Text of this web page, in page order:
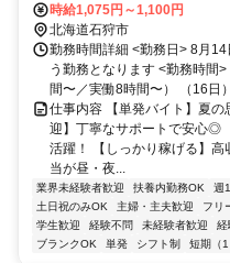
時給1,075円～1,100円
北海道石狩市
勤務時間詳細 <勤務日> 8月
う勤務となります <勤務時間
間〜／実働8時間〜） （16日
仕事内容 【単発バイト】夏
迎】丁寧なサポートで安心◎
活躍！ 【しっかり稼げる】
当が昼・夜...
業界未経験者歓迎 扶養内勤務OK 週
土日祝のみOK
主婦・主夫歓迎 フリ
学生歓迎
経験不問 未経験者歓迎 経
ブランクOK
単発 シフト制 短期（1